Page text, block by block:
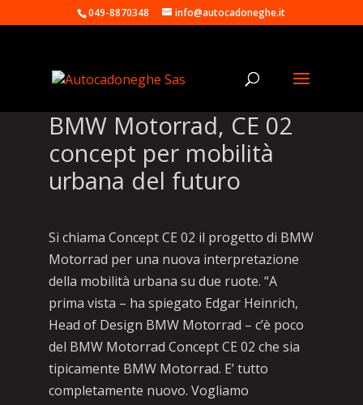
049-8870348 info@autocadoneghe.it
BMW Motorrad, CE 02
concept per mobilità
urbana del futuro
Si chiama Concept CE 02 il progetto di BMW
Motorrad per una nuova interpretazione
della mobilità urbana su due ruote. “A
prima vista – ha spiegato Edgar Heinrich,
Head of Design BMW Motorrad – c’è poco
del BMW Motorrad Concept CE 02 che sia
tipicamente BMW Motorrad. E’ tutto
completamente nuovo. Vogliamo